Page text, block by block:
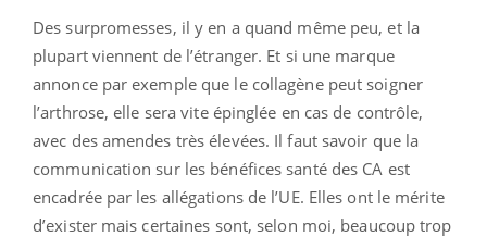
Des surpromesses, il y en a quand même peu, et la
plupart viennent de l’étranger. Et si une marque
annonce par exemple que le collagène peut soigner
l’arthrose, elle sera vite épinglée en cas de contrôle,
avec des amendes très élevées. Il faut savoir que la
communication sur les bénéfices santé des CA est
encadrée par les allégations de l’UE. Elles ont le mérite
d’exister mais certaines sont, selon moi, beaucoup trop